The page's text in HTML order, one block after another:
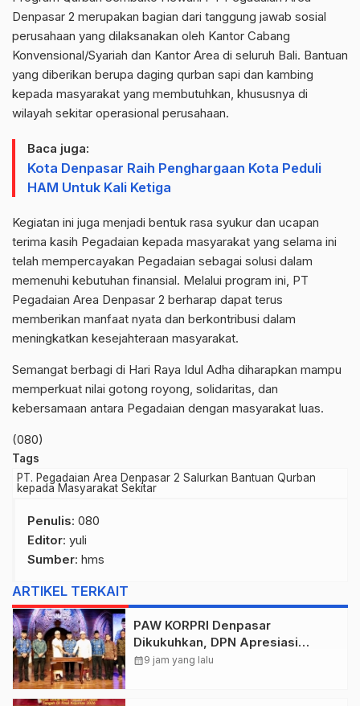
Denpasar 2 merupakan bagian dari tanggung jawab sosial
perusahaan yang dilaksanakan oleh Kantor Cabang
Konvensional/Syariah dan Kantor Area di seluruh Bali. Bantuan
yang diberikan berupa daging qurban sapi dan kambing
kepada masyarakat yang membutuhkan, khususnya di
wilayah sekitar operasional perusahaan.
Baca juga:
Kota Denpasar Raih Penghargaan Kota Peduli
HAM Untuk Kali Ketiga
Kegiatan ini juga menjadi bentuk rasa syukur dan ucapan
terima kasih Pegadaian kepada masyarakat yang selama ini
telah mempercayakan Pegadaian sebagai solusi dalam
memenuhi kebutuhan finansial. Melalui program ini, PT
Pegadaian Area Denpasar 2 berharap dapat terus
memberikan manfaat nyata dan berkontribusi dalam
meningkatkan kesejahteraan masyarakat.
Semangat berbagi di Hari Raya Idul Adha diharapkan mampu
memperkuat nilai gotong royong, solidaritas, dan
kebersamaan antara Pegadaian dengan masyarakat luas.
(080)
Tags
PT. Pegadaian Area Denpasar 2 Salurkan Bantuan Qurban
kepada Masyarakat Sekitar
Penulis: 080
Editor: yuli
Sumber: hms
ARTIKEL TERKAIT
PAW KORPRI Denpasar
Dikukuhkan, DPN Apresiasi
“Sembagi Arutala” untuk Lindungi
calendar_month9 jam yang lalu